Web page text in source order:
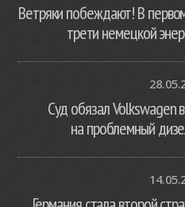
Ветряки побеждают! В
трети немецкой
Суд обязал Volkswagen
на проблемный